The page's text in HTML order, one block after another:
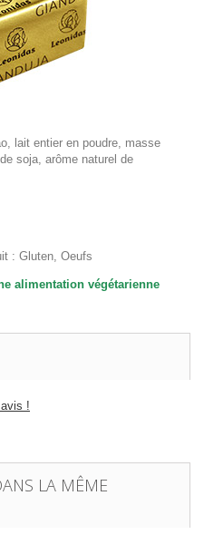
lait entier en poudre, masse
soja, arôme naturel de
: Gluten, Oeufs
alimentation végétarienne
!
LA MÊME